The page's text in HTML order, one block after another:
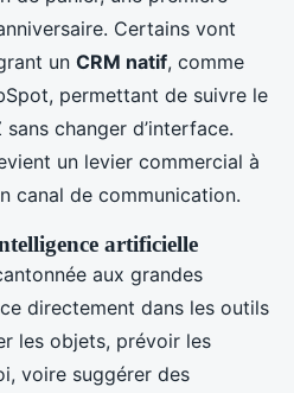
Certains vont
un CRM natif, comme
permettant de suivre le
changer d’interface.
un levier commercial à
canal de communication.
artificielle
aux grandes
directement dans les outils
les objets, prévoir les
voire suggérer des